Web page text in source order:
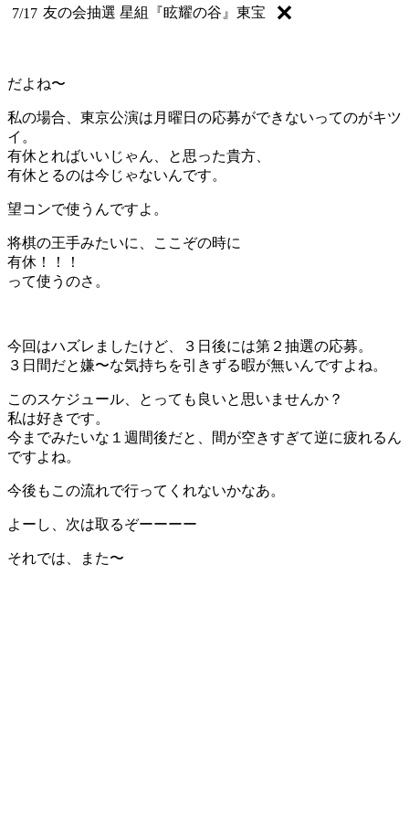
7/17 友の会抽選 星組『眩耀の谷』東宝 ✕
だよね〜
私の場合、東京公演は月曜日の応募ができないってのがキツ
イ。
有休とればいいじゃん、と思った貴方、
有休とるのは今じゃないんです。
望コンで使うんですよ。
将棋の王手みたいに、ここぞの時に
有休！！！
って使うのさ。
今回はハズレましたけど、３日後には第２抽選の応募。
３日間だと嫌〜な気持ちを引きずる暇が無いんですよね。
このスケジュール、とっても良いと思いませんか？
私は好きです。
今までみたいな１週間後だと、間が空きすぎて逆に疲れるん
ですよね。
今後もこの流れで行ってくれないかなあ。
よーし、次は取るぞーーーー
それでは、また〜